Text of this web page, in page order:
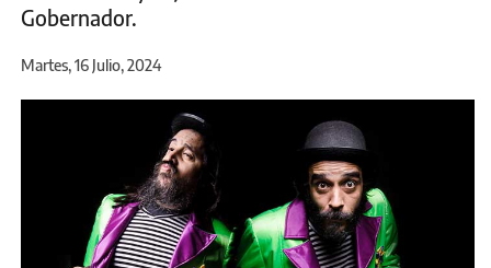
Gobernador.
Martes, 16 Julio, 2024